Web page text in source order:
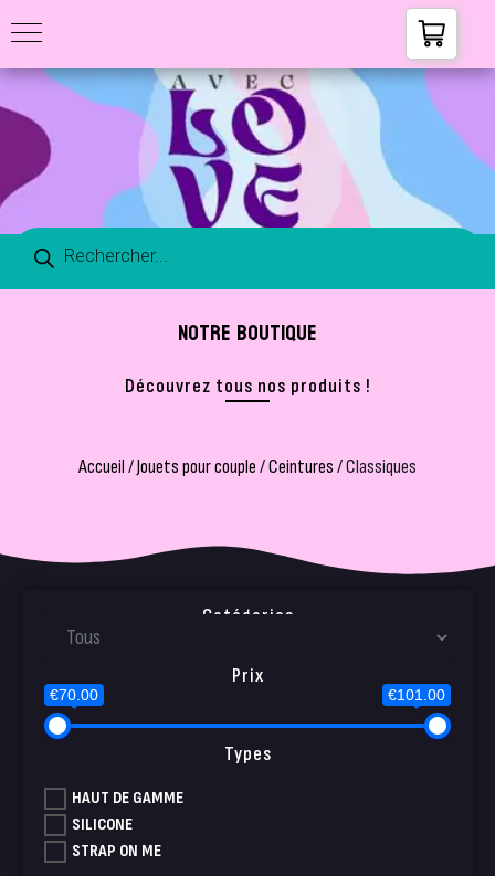
NOTRE BOUTIQUE
Découvrez tous nos produits !
Accueil/Jouets pour couple/Ceintures/ Classiques
Catégories
Prix
€70.00 €101.00
Types
HAUT DE GAMME
SILICONE
STRAP ON ME